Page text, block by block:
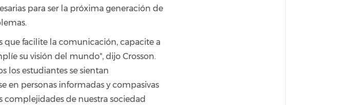
para ser la próxima generación de
que facilite la comunicación, capacite a
su visión del mundo", dijo Crosson.
los estudiantes se sientan
en personas informadas y compasivas
complejidades de nuestra sociedad